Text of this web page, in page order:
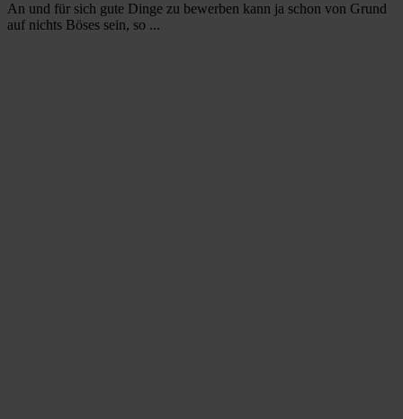
An und für sich gute Dinge zu bewerben kann ja schon von Grund
auf nichts Böses sein, so ...